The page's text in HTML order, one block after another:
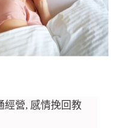
經營, 感情挽回教